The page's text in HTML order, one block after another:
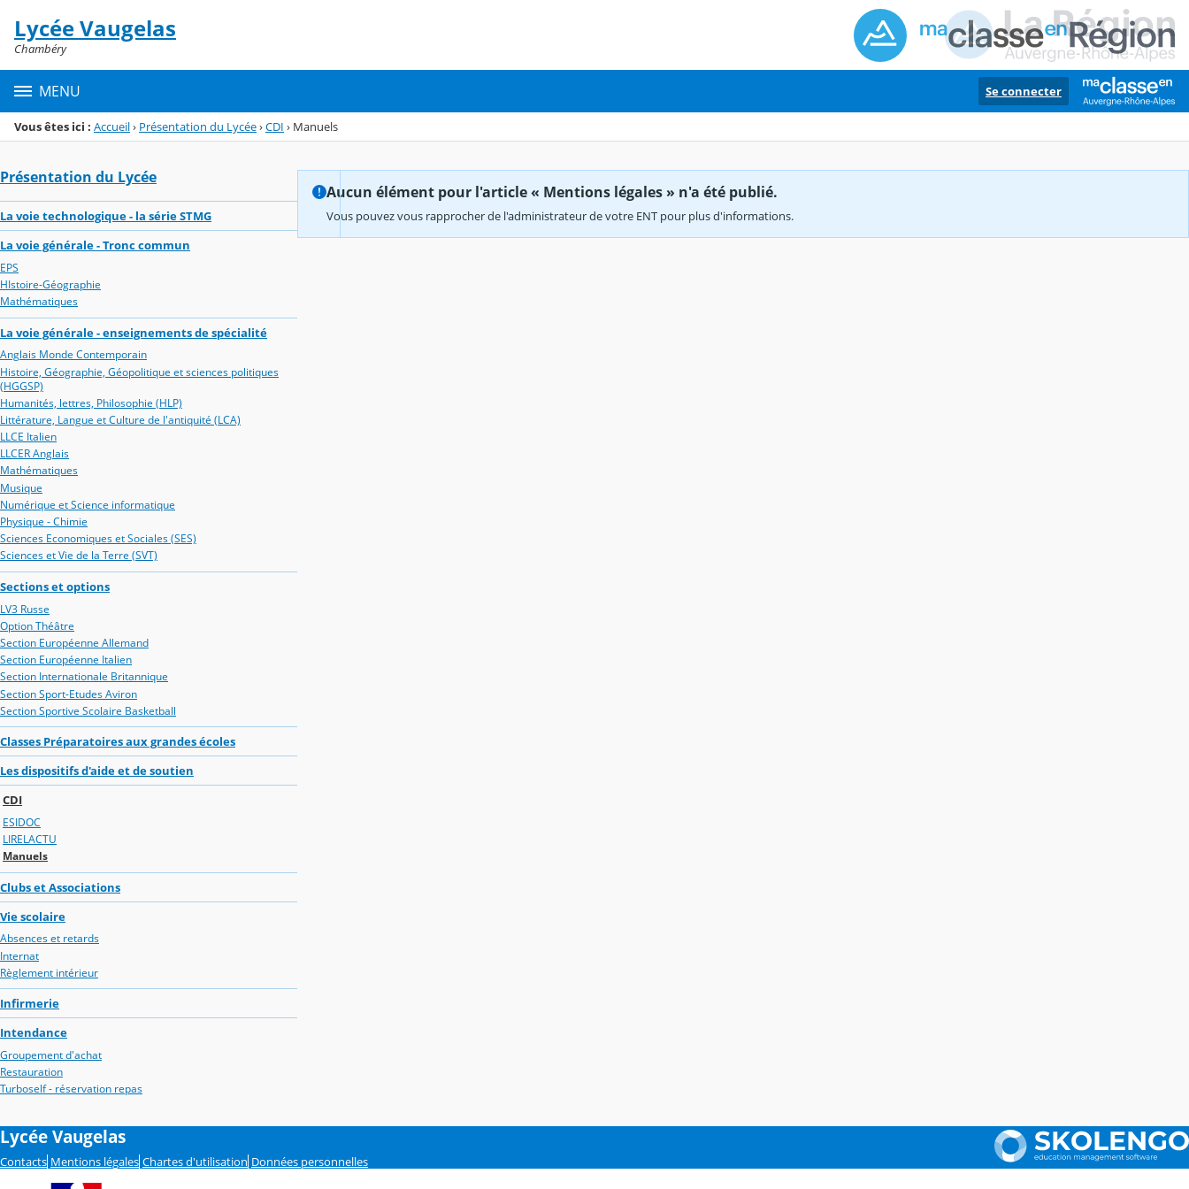
Menu de la rubrique
Contenu
Lycée Vaugelas
Chambéry
MENU Se connecter
Vous êtes ici : Accueil› Présentation du Lycée›CDI › Manuels
Présentation du Lycée
La voie technologique - la série STMG
La voie générale - Tronc commun
EPS
HIstoire-Géographie
Mathématiques
La voie générale - enseignements de spécialité
Anglais Monde Contemporain
Histoire, Géographie, Géopolitique et sciences politiques
(HGGSP)
Humanités, lettres, Philosophie (HLP)
Littérature, Langue et Culture de l'antiquité (LCA)
LLCE Italien
LLCER Anglais
Mathématiques
Musique
Numérique et Science informatique
Physique - Chimie
Sciences Economiques et Sociales (SES)
Sciences et Vie de la Terre (SVT)
Sections et options
LV3 Russe
Option Théâtre
Section Européenne Allemand
Section Européenne Italien
Section Internationale Britannique
Section Sport-Etudes Aviron
Section Sportive Scolaire Basketball
Classes Préparatoires aux grandes écoles
Les dispositifs d'aide et de soutien
CDI
ESIDOC
LIRELACTU
Manuels
Clubs et Associations
Vie scolaire
Absences et retards
Internat
Règlement intérieur
Infirmerie
Intendance
Groupement d'achat
Restauration
Turboself - réservation repas
Aucun élément pour l'article « Mentions légales » n'a été publié.
Vous pouvez vous rapprocher de l'administrateur de votre ENT pour plus d'informations.
Lycée Vaugelas
Contacts Mentions légales Chartes d'utilisation Données personnelles